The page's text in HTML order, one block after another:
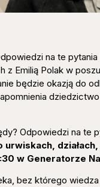
na te
z Emilią Polak w
będzie okazją do
dziedzictwo
Odpowiedzi na te
urwiskach,
w Generatorze
bez którego